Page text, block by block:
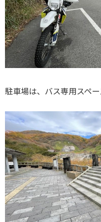
駐車場は、バス専用スペー